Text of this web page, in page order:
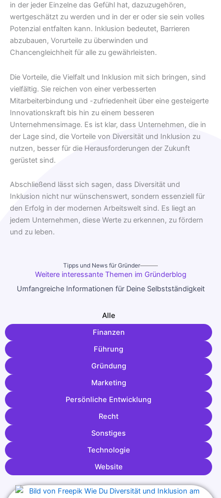
in der jeder Einzelne das Gefühl hat, dazuzugehören,
wertgeschätzt zu werden und in der er oder sie sein volles
Potenzial entfalten kann. Inklusion bedeutet, Barrieren
abzubauen, Vorurteile zu überwinden und
Chancengleichheit für alle zu gewährleisten.
Die Vorteile, die Vielfalt und Inklusion mit sich bringen, sind
vielfältig. Sie reichen von einer verbesserten
Mitarbeiterbindung und -zufriedenheit über eine gesteigerte
Innovationskraft bis hin zu einem besseren
Unternehmensimage. Es ist klar, dass Unternehmen, die in
der Lage sind, die Vorteile von Diversität und Inklusion zu
nutzen, besser für die Herausforderungen der Zukunft
gerüstet sind.
Abschließend lässt sich sagen, dass Diversität und
Inklusion nicht nur wünschenswert, sondern essenziell für
den Erfolg in der modernen Arbeitswelt sind. Es liegt an
jedem Unternehmen, diese Werte zu erkennen, zu fördern
und zu leben.
Tipps und News für Gründer
Weitere interessante Themen im Gründerblog
Umfangreiche Informationen für Deine Selbstständigkeit
Finanzen
Führung
Gründung
Marketing
Persönliche Entwicklung
Recht
Sonstiges
Technologie
Website
Alle